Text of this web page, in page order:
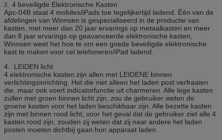
3. 4 beveiligde Elektronische Kasten
Apc-04B staat 4 mobiles/iPads toe tegelijkertijd ladend. Één van de
afdelingen van Winnsen is gespecialiseerd in de productie van
kasten, met meer dan 20 jaar ervarings op metaalkasten en meer
dan 8 jaar ervarings op geavanceerde elektronische kasten,
Winnsen weet het hoe te om een goede beveiligde elektronische
kast te maken voor cel telefoneren/iPad ladend.
4. LEIDEN licht
4 elektronische kasten zijn allen met LEIDENE binnen
verlichtingsinrichting. Het die niet alleen het laden post verfraaien
die, maar ook voert indicatorfunctie uit charmeren. Alle lege kasten
zullen met groen binnen licht zijn, zou de gebruiker weten de
groene kasten voor het laden beschikbaar zijn. Alle bezette kasten
zijn met binnen rood licht, voor het geval dat de gebruiker ziet alle 4
kasten rood zijn, zouden zij weten dat zij naar andere het laden
posten moeten dichtbij gaan hun apparaat laden.